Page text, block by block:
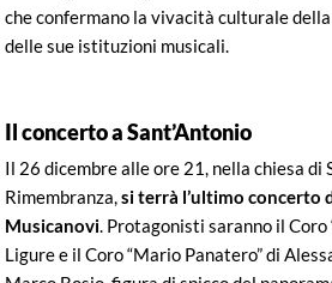
che confermano la vivacità culturale
delle sue istituzioni musicali.
Il concerto a Sant’Antonio
Il 26 dicembre alle ore 21, nella chiesa di
Rimembranza,si terrà l’ultimo concerto
Musicanovi. Protagonisti saranno il Coro
Ligure e il Coro “Mario Panatero” di